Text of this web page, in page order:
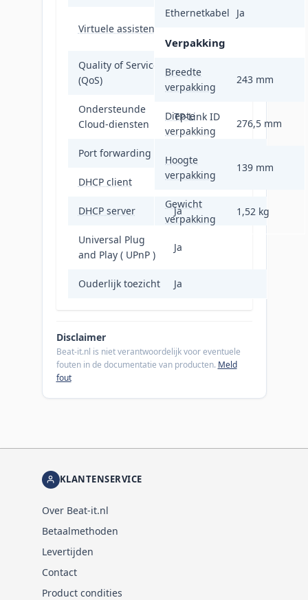
Virtuele assistent
Amazon Alexa &
Google Assistant
Quality of Service
(QoS)
Ja
Ondersteunde
Cloud-diensten
TP-Link ID
Port forwarding
DHCP client Ja
DHCP server Ja
Universal Plug
and Play ( UPnP )
Ja
Ouderlijk toezicht Ja
Ethernetkabel Ja
Verpakking
Breedte
verpakking
243 mm
Diepte
verpakking
276,5 mm
Hoogte
verpakking
139 mm
Gewicht
verpakking
1,52 kg
Disclaimer
Beat-it.nl is niet verantwoordelijk voor eventuele
fouten in de documentatie van producten. Meld
fout
KLANTENSERVICE
Over Beat-it.nl
Betaalmethoden
Levertijden
Contact
Product condities